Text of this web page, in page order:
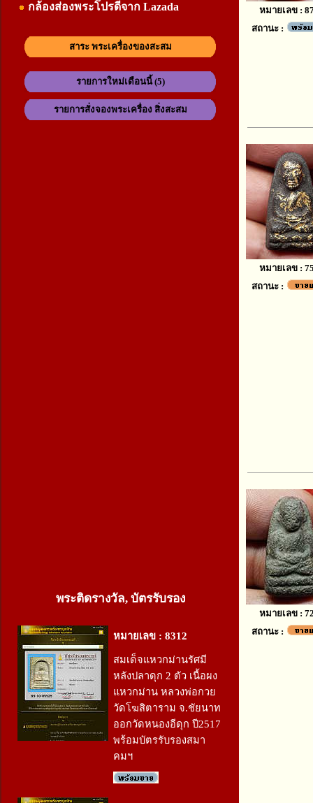
กล้องส่องพระโปรดีจาก Lazada
สาระ พระเครื่องของสะสม
รายการใหม่เดือนนี้ (5)
รายการสั่งจองพระเครื่อง สิ่งสะสม
พระติดรางวัล, บัตรรับรอง
หมายเลข : 8312
สมเด็จแหวกม่านรัศมี
หลังปลาดุก 2 ตัว เนื้อผง
แหวกม่าน หลวงพ่อกวย
วัดโฆสิตาราม จ.ชัยนาท
ออกวัดหนองอีดุก ปี2517
พร้อมบัตรรับรองสมา
คมฯ
หมายเลข :
สถานะ :
หมายเลข :
สถานะ :
หมายเลข :
สถานะ :